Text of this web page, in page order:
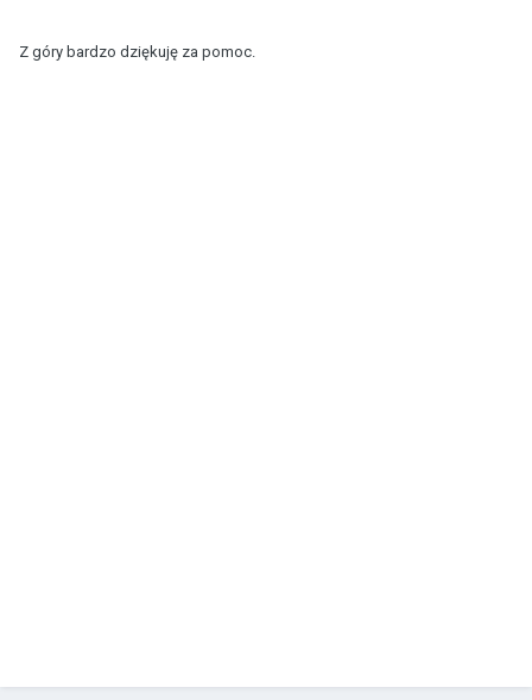
Z góry bardzo dziękuję za pomoc.